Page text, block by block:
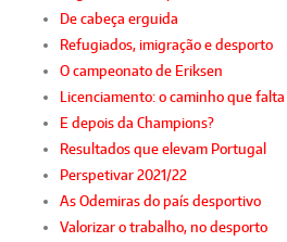
De cabeça erguida
Refugiados, imigração e desporto
O campeonato de Eriksen
Licenciamento: o caminho que falta
E depois da Champions?
Resultados que elevam Portugal
Perspetivar 2021/22
As Odemiras do país desportivo
Valorizar o trabalho, no desporto